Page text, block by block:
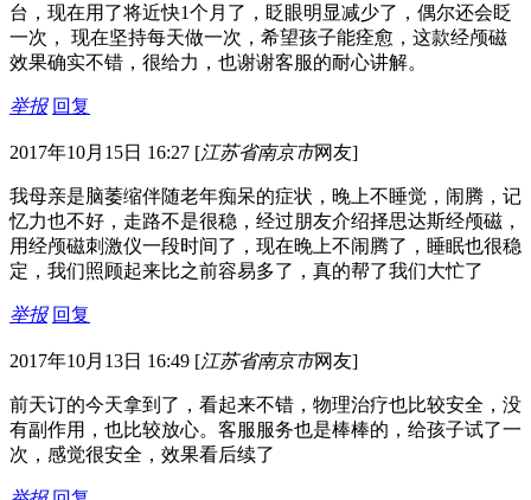
台，现在用了将近快1个月了，眨眼明显减少了，偶尔还会眨
一次， 现在坚持每天做一次，希望孩子能痊愈，这款经颅磁
效果确实不错，很给力，也谢谢客服的耐心讲解。
举报 回复
2017年10月15日 16:27 [江苏省南京市网友]
我母亲是脑萎缩伴随老年痴呆的症状，晚上不睡觉，闹腾，记
忆力也不好，走路不是很稳，经过朋友介绍择思达斯经颅磁，
用经颅磁刺激仪一段时间了，现在晚上不闹腾了，睡眠也很稳
定，我们照顾起来比之前容易多了，真的帮了我们大忙了
举报 回复
2017年10月13日 16:49 [江苏省南京市网友]
前天订的今天拿到了，看起来不错，物理治疗也比较安全，没
有副作用，也比较放心。客服服务也是棒棒的，给孩子试了一
次，感觉很安全，效果看后续了